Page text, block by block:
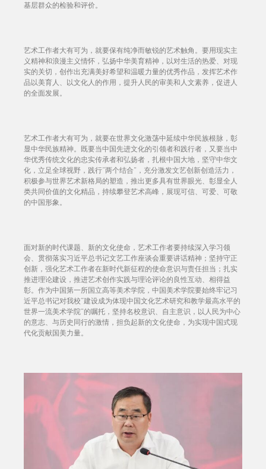
基层群众的检验和评价。
艺术工作者大有可为，就要保有纯净而敏锐的艺术触角。要用现实主
义精神和浪漫主义情怀，弘扬中华美育精神，以对生活的热爱、对现
实的关切，创作出充满美好希望和温暖力量的优秀作品，发挥艺术作
品以美育人、以文化人的作用，提升人民的审美和人文素养，促进人
的全面发展。
艺术工作者大有可为，就要在世界文化激荡中延续中华民族根脉，彰
显中华民族精神。既要当中国先进文化的引领者和践行者，又要当中
华优秀传统文化的忠实传承者和弘扬者，扎根中国大地，坚守中华文
化，立足全球视野，践行“两个结合”，充分激发文艺创新创造活力，
积极参与世界艺术新格局的塑造，推出更多具有世界眼光、彰显全人
类共同价值的文化精品，持续攀登艺术高峰，展现可信、可爱、可敬
的中国形象。
面对新的时代课题、新的文化使命，艺术工作者要持续深入学习领
会、贯彻落实习近平总书记文艺工作座谈会重要讲话精神；坚持守正
创新，强化艺术工作者在新时代新征程的使命意识与责任担当；扎实
推进理论建设，推进艺术创作实践与理论评论的良性互动、相得益
彰。作为中国第一所国立高等美术学院，中国美术学院要始终牢记习
近平总书记对我校“建设成为体现中国文化艺术研究和教学最高水平的
世界一流美术学院”的嘱托，坚持名校意识、自主意识，以人民为中心
的意志、与历史同行的激情，担负起新的文化使命，为实现中国式现
代化贡献国美力量。